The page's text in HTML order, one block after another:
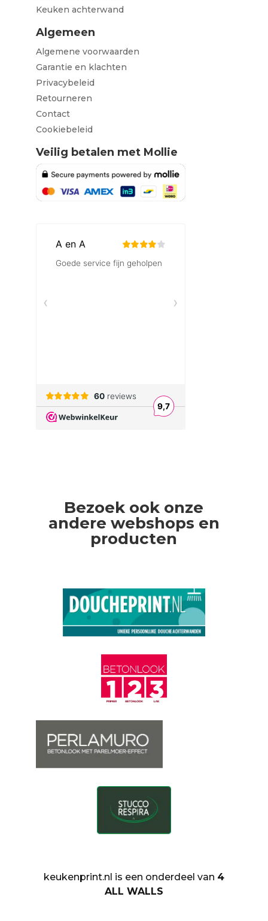
Keuken achterwand
Algemeen
Algemene voorwaarden
Garantie en klachten
Privacybeleid
Retourneren
Contact
Cookiebeleid
Veilig betalen met Mollie
Bezoek ook onze
andere webshops en
producten
keukenprint.nl is een onderdeel van 4
ALL WALLS